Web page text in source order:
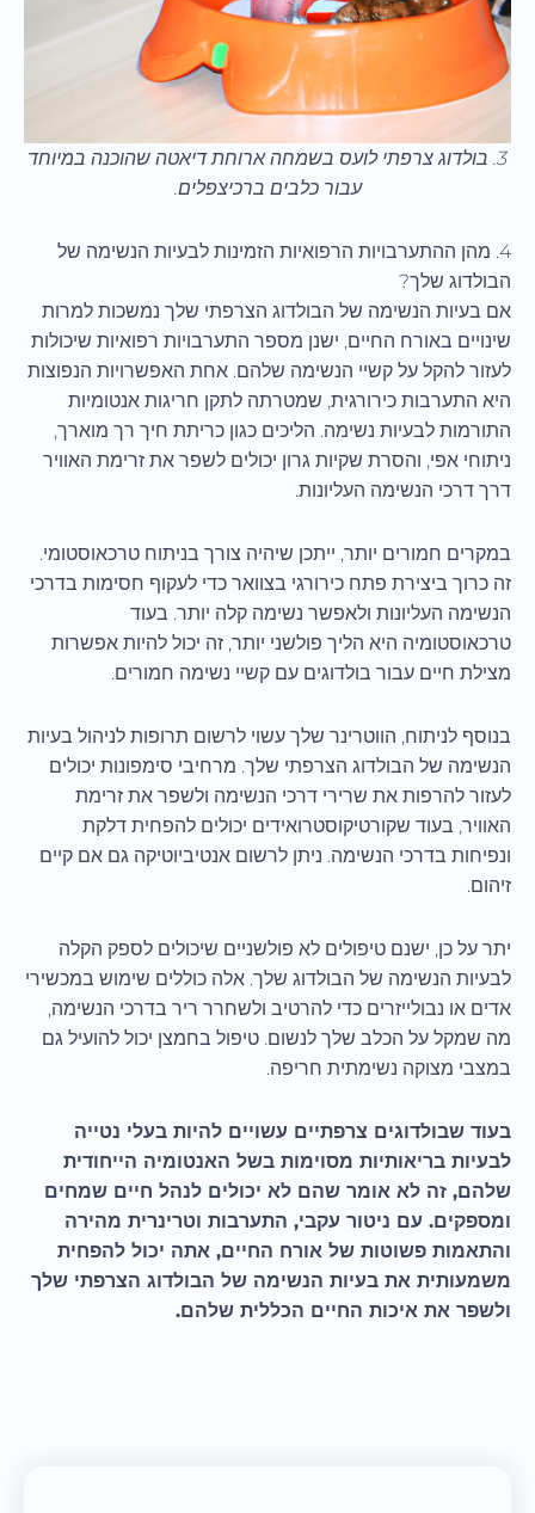
3. בולדוג צרפתי לועס בשמחה ארוחת דיאטה שהוכנה במיוחד
עבור כלבים ברכיצפלים.
4. מהן ההתערבויות הרפואיות הזמינות לבעיות הנשימה של
הבולדוג שלך?
אם בעיות הנשימה של הבולדוג הצרפתי שלך נמשכות למרות
שינויים באורח החיים, ישנן מספר התערבויות רפואיות שיכולות
לעזור להקל על קשיי הנשימה שלהם. אחת האפשרויות הנפוצות
היא התערבות כירורגית, שמטרתה לתקן חריגות אנטומיות
התורמות לבעיות נשימה. הליכים כגון כריתת חיך רך מוארך,
ניתוחי אפי, והסרת שקיות גרון יכולים לשפר את זרימת האוויר
דרך דרכי הנשימה העליונות.
במקרים חמורים יותר, ייתכן שיהיה צורך בניתוח טרכאוסטומי.
זה כרוך ביצירת פתח כירורגי בצוואר כדי לעקוף חסימות בדרכי
הנשימה העליונות ולאפשר נשימה קלה יותר. בעוד
טרכאוסטומיה היא הליך פולשני יותר, זה יכול להיות אפשרות
מצילת חיים עבור בולדוגים עם קשיי נשימה חמורים.
בנוסף לניתוח, הווטרינר שלך עשוי לרשום תרופות לניהול בעיות
הנשימה של הבולדוג הצרפתי שלך. מרחיבי סימפונות יכולים
לעזור להרפות את שרירי דרכי הנשימה ולשפר את זרימת
האוויר, בעוד שקורטיקוסטרואידים יכולים להפחית דלקת
ונפיחות בדרכי הנשימה. ניתן לרשום אנטיביוטיקה גם אם קיים
זיהום.
יתר על כן, ישנם טיפולים לא פולשניים שיכולים לספק הקלה
לבעיות הנשימה של הבולדוג שלך. אלה כוללים שימוש במכשירי
אדים או נבולייזרים כדי להרטיב ולשחרר ריר בדרכי הנשימה,
מה שמקל על הכלב שלך לנשום. טיפול בחמצן יכול להועיל גם
במצבי מצוקה נשימתית חריפה.
בעוד שבולדוגים צרפתיים עשויים להיות בעלי נטייה
לבעיות בריאותיות מסוימות בשל האנטומיה הייחודית
שלהם, זה לא אומר שהם לא יכולים לנהל חיים שמחים
ומספקים. עם ניטור עקבי, התערבות וטרינרית מהירה
והתאמות פשוטות של אורח החיים, אתה יכול להפחית
משמעותית את בעיות הנשימה של הבולדוג הצרפתי שלך
ולשפר את איכות החיים הכללית שלהם.